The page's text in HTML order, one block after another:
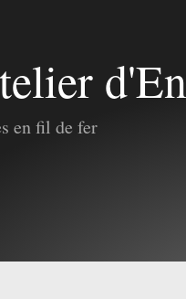
en fil de fer